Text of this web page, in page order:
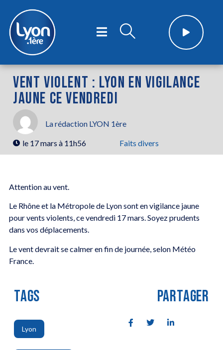
VENT VIOLENT : LYON EN VIGILANCE
JAUNE CE VENDREDI
La rédaction LYON 1ère
le 17 mars à 11h56 Faits divers
Attention au vent.
Le Rhône et la Métropole de Lyon sont en vigilance jaune
pour vents violents, ce vendredi 17 mars. Soyez prudents
dans vos déplacements.
Le vent devrait se calmer en fin de journée, selon Météo
France.
TAGS
Lyon
,
PARTAGER